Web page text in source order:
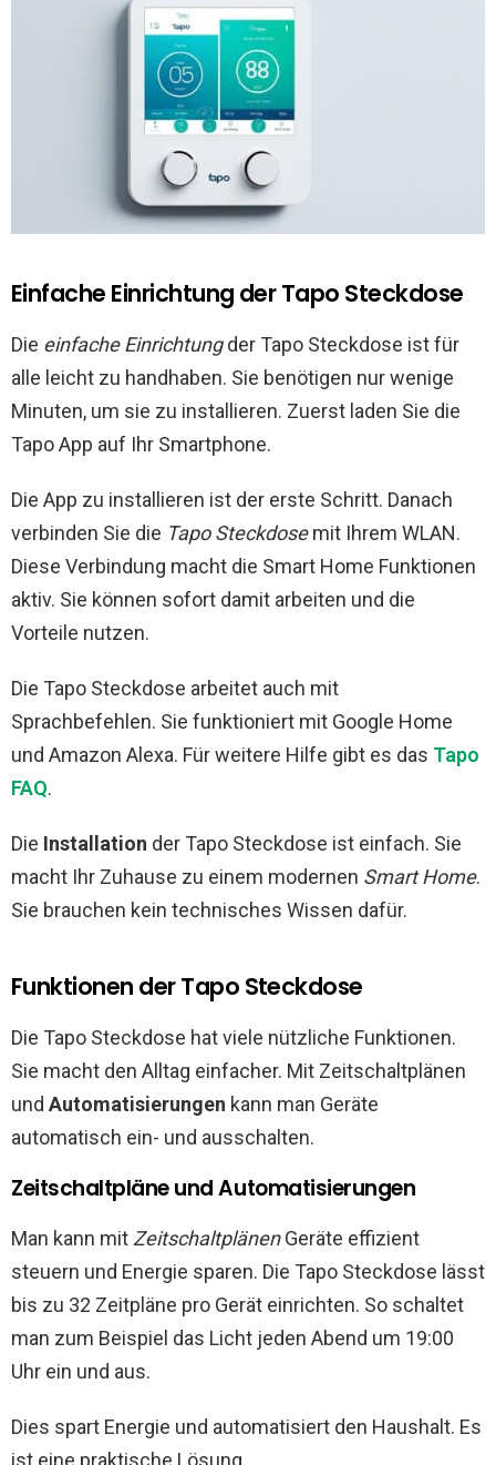
Einfache Einrichtung der Tapo Steckdose
Die einfache Einrichtungder Tapo Steckdose ist für
alle leicht zu handhaben. Sie benötigen nur wenige
Minuten, um sie zu installieren. Zuerst laden Sie die
Tapo App auf Ihr Smartphone.
Die App zu installieren ist der erste Schritt. Danach
verbinden Sie die Tapo Steckdosemit Ihrem WLAN.
Diese Verbindung macht die Smart Home Funktionen
aktiv. Sie können sofort damit arbeiten und die
Vorteile nutzen.
Die Tapo Steckdose arbeitet auch mit
Sprachbefehlen. Sie funktioniert mit Google Home
und Amazon Alexa. Für weitere Hilfe gibt es das Tapo
FAQ.
Die Installation der Tapo Steckdose ist einfach. Sie
macht Ihr Zuhause zu einem modernen Smart Home.
Sie brauchen kein technisches Wissen dafür.
Funktionen der Tapo Steckdose
Die Tapo Steckdose hat viele nützliche Funktionen.
Sie macht den Alltag einfacher. Mit Zeitschaltplänen
und Automatisierungen kann man Geräte
automatisch ein- und ausschalten.
Zeitschaltpläne und Automatisierungen
Man kann mit ZeitschaltplänenGeräte effizient
steuern und Energie sparen. Die Tapo Steckdose lässt
bis zu 32 Zeitpläne pro Gerät einrichten. So schaltet
man zum Beispiel das Licht jeden Abend um 19:00
Uhr ein und aus.
Dies spart Energie und automatisiert den Haushalt. Es
ist eine praktische Lösung.